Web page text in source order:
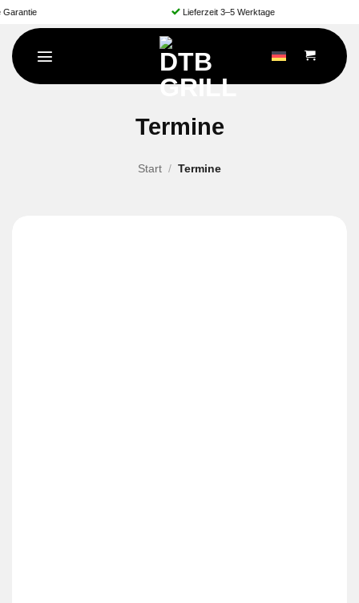
Zum
springen
Lieferzeit 3–5 Werktage
Termine
Start / Termine